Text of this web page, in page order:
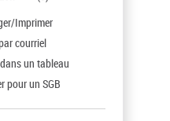
Imprimer
courriel
un tableau
pour un SGB